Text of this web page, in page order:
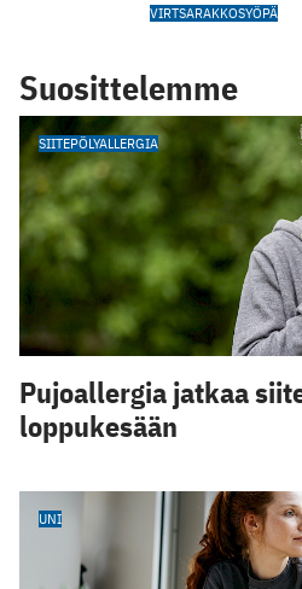
VIRTSARAKKOSYÖPÄ
Suosittelemme
SIITEPÖLYALLERGIA
Pujoallergia jatkaa
loppukesään
UNI